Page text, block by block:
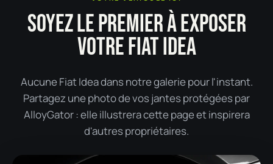
SOYEZ LE PREMIER À EXPOSER
VOTRE FIAT IDEA
Aucune Fiat Idea dans notre galerie pour l'instant.
Partagez une photo de vos jantes protégées par
AlloyGator : elle illustrera cette page et inspirera
d'autres propriétaires.